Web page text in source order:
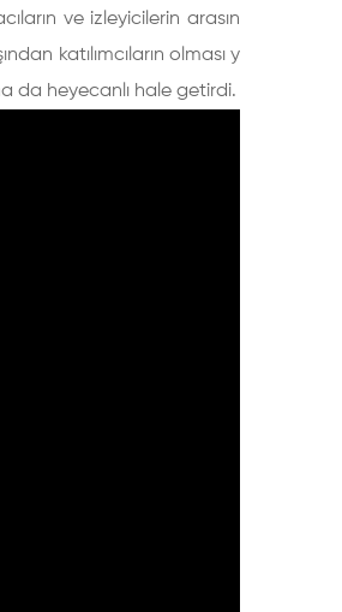
ve izleyicilerin arasın
katılımcıların olması y
da heyecanlı hale getirdi.